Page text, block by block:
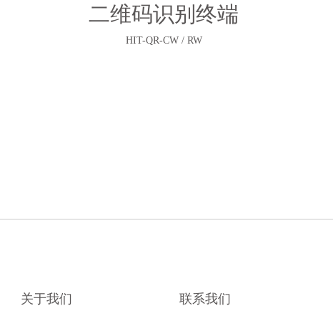
二维码识别终端
HIT-QR-CW / RW
关于我们 联系我们